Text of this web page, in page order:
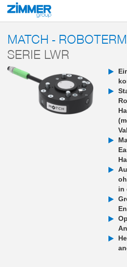
Start Produkte
MATCH -
SERIE LWR
in